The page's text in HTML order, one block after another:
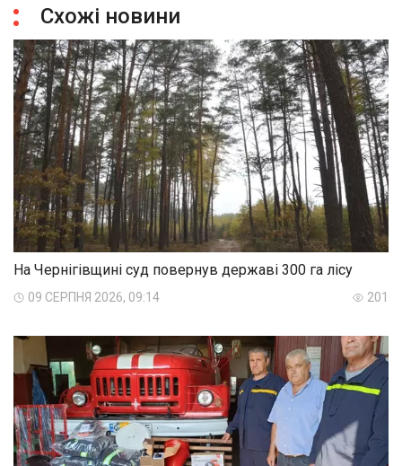
Схожі новини
На Чернігівщині суд повернув державі 300 га лісу
09 СЕРПНЯ 2026, 09:14 201